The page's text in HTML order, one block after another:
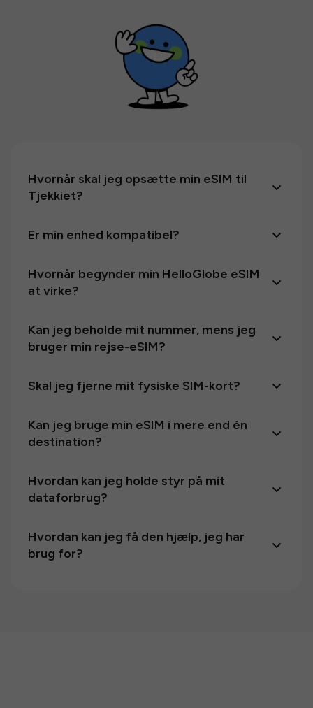
Hvornår skal jeg opsætte min eSIM til
Tjekkiet?
Er min enhed kompatibel?
Hvornår begynder min HelloGlobe eSIM
at virke?
Kan jeg beholde mit nummer, mens jeg
bruger min rejse-eSIM?
Skal jeg fjerne mit fysiske SIM-kort?
Kan jeg bruge min eSIM i mere end én
destination?
Hvordan kan jeg holde styr på mit
dataforbrug?
Hvordan kan jeg få den hjælp, jeg har
brug for?